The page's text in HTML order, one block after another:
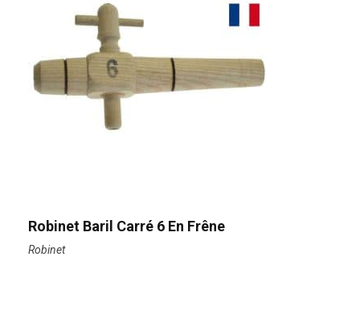
Robinet Baril Carré 6 En Frêne
Robinet